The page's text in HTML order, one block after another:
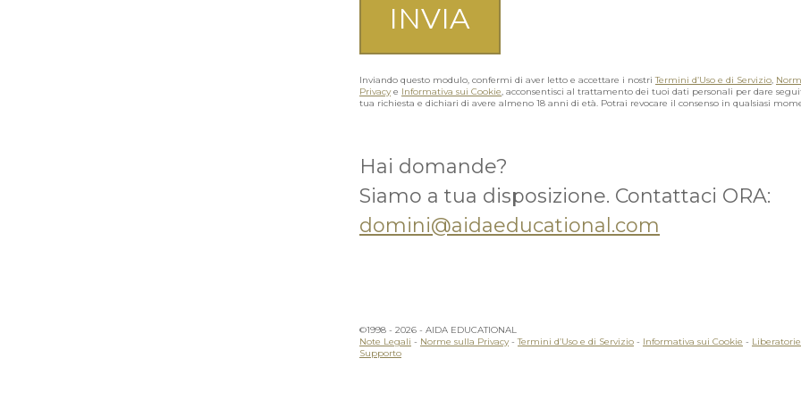
Inviando questo modulo, confermi di aver letto e accettare i nostriTermini d’Uso e di Servizio,
Privacye Informativa sui Cookie, acconsentisci al trattamento dei tuoi dati personali per dare
tua richiesta e dichiari di avere almeno 18 anni di età. Potrai revocare il consenso in qualsiasi
Hai domande?
Siamo a tua disposizione. Contattaci ORA:
domini@aidaeducational.com
©1998 - 2026 - AIDA EDUCATIONAL
Note Legali - Norme sulla Privacy-Termini d’Uso e di Servizio - Informativa sui Cookie - Liberatorie
Supporto